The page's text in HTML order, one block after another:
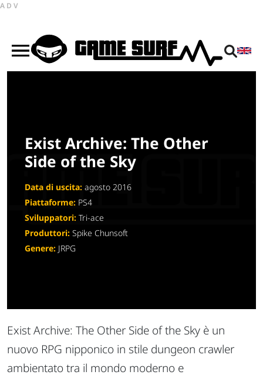
ADV
Exist Archive: The Other
Side of the Sky
Data di uscita: agosto 2016
Piattaforme: PS4
Sviluppatori: Tri-ace
Produttori: Spike Chunsoft
Genere: JRPG
Exist Archive: The Other Side of the Sky è un
nuovo RPG nipponico in stile dungeon crawler
ambientato tra il mondo moderno e